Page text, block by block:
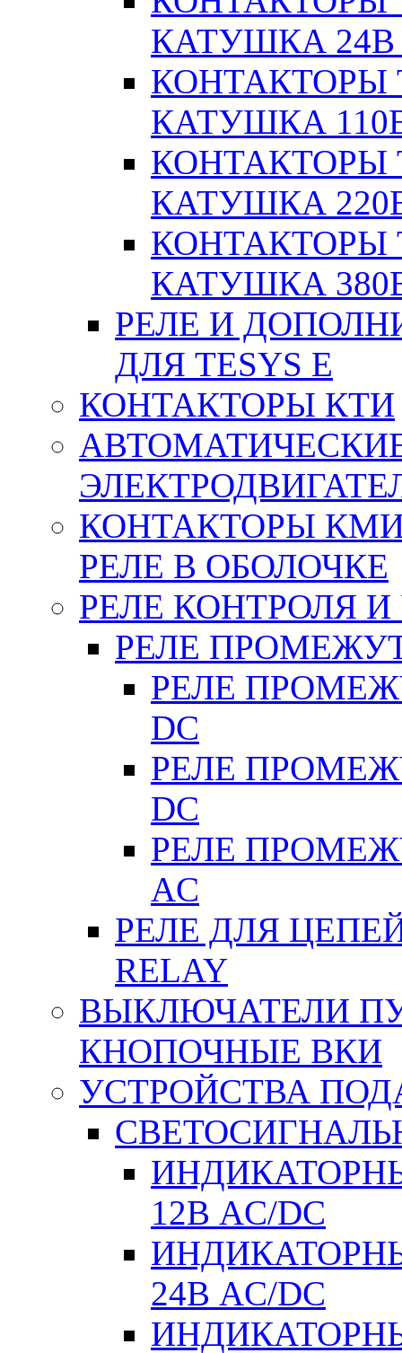
КАТУШКА 24В
КОНТАКТОРЫ
КАТУШКА
КОНТАКТОРЫ
КАТУШКА
КОНТАКТОРЫ
КАТУШКА
РЕЛЕ И
ДЛЯ TESYS E
КОНТАКТОРЫ КТИ
КОНТАКТОРЫ
РЕЛЕ В ОБОЛОЧКЕ
РЕЛЕ КОНТРОЛЯ
РЕЛЕ
РЕЛЕ
DC
РЕЛЕ
DC
РЕЛЕ
АC
РЕЛЕ ДЛЯ
RELAY
ВЫКЛЮЧАТЕЛИ
КНОПОЧНЫЕ ВКИ
УСТРОЙСТВА
12В AC/DC
24В AC/DC